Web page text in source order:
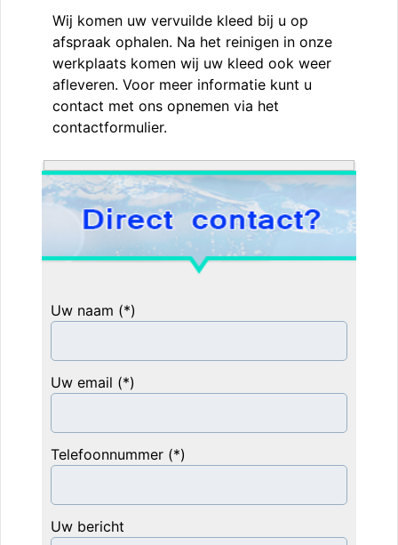
Wij komen uw vervuilde kleed bij u op
afspraak ophalen. Na het reinigen in onze
werkplaats komen wij uw kleed ook weer
afleveren. Voor meer informatie kunt u
contact met ons opnemen via het
contactformulier.
Uw naam (*)
Uw email (*)
Telefoonnummer (*)
Uw bericht